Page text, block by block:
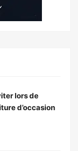
lors de
d’occasion